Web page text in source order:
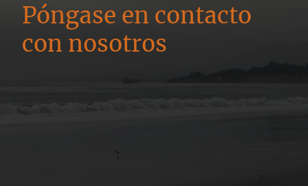
Póngase en contacto
con nosotros